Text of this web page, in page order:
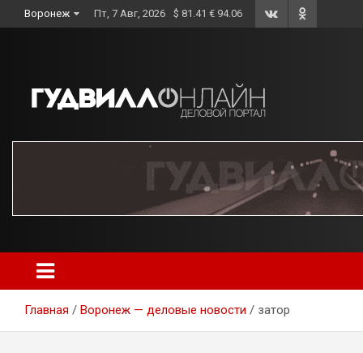
to
Воронеж Пт, 7 Авг, 2026 $ 81.41 € 94.06
Главная Воронеж — деловые новости затор